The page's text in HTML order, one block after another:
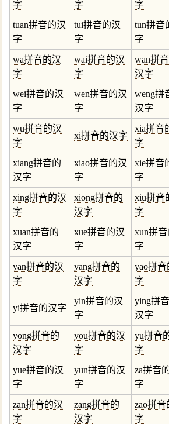
字
字
字
tuan拼音的汉
字
tui拼音的汉
字
tun拼音
字
wa拼音的汉
字
wai拼音的汉
字
wan拼
汉字
wei拼音的汉
字
wen拼音的汉
字
weng拼
汉字
wu拼音的汉
字
xi拼音的汉字
xia拼音
字
xiang拼音的
汉字
xiao拼音的汉
字
xie拼音
字
xing拼音的汉
字
xiong拼音的
汉字
xiu拼音
字
xuan拼音的
汉字
xue拼音的汉
字
xun拼
字
yan拼音的汉
字
yang拼音的
汉字
yao拼音
字
yi拼音的汉字
yin拼音的汉
字
ying拼
汉字
yong拼音的
汉字
you拼音的汉
字
yu拼音
字
yue拼音的汉
字
yun拼音的汉
字
za拼音
字
zan拼音的汉
字
zang拼音的
汉字
zao拼音
字